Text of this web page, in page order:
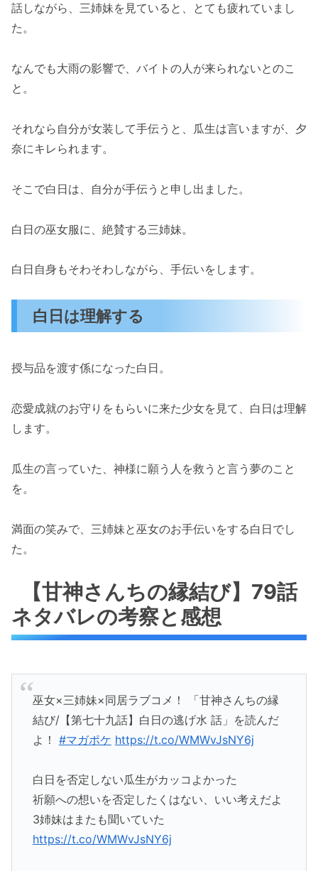
話しながら、三姉妹を見ていると、とても疲れていまし
た。
なんでも大雨の影響で、バイトの人が来られないとのこ
と。
それなら自分が女装して手伝うと、瓜生は言いますが、夕
奈にキレられます。
そこで白日は、自分が手伝うと申し出ました。
白日の巫女服に、絶賛する三姉妹。
白日自身もそわそわしながら、手伝いをします。
白日は理解する
授与品を渡す係になった白日。
恋愛成就のお守りをもらいに来た少女を見て、白日は理解
します。
瓜生の言っていた、神様に願う人を救うと言う夢のこと
を。
満面の笑みで、三姉妹と巫女のお手伝いをする白日でし
た。
【甘神さんちの縁結び】79話
ネタバレの考察と感想
巫女×三姉妹×同居ラブコメ！ 「甘神さんちの縁
結び/【第七十九話】白日の逃げ水 話」を読んだ
よ！ #マガポケ https://t.co/WMWvJsNY6j
白日を否定しない瓜生がカッコよかった
祈願への想いを否定したくはない、いい考えだよ
3姉妹はまたも聞いていた
https://t.co/WMWvJsNY6j